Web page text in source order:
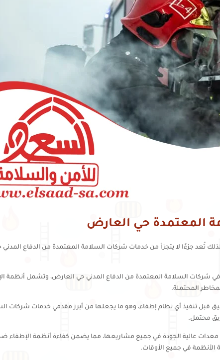
المعتمدة حي العارض
تُعد جزءًا لا يتجزأ من خدمات شركات السلامة المعتمدة من الدفاع
شركات السلامة المعتمدة من الدفاع المدني حي العارض، وتشمل أنظمة
المحتملة.
تنفيذ أي نظام إطفاء، وهو ما يجعلها من أبرز مقدمي خدمات شركات
محتمل.
عالية الجودة في جميع مشاريعها، مما يضمن كفاءة أنظمة الإطفاء
الأنظمة في جميع الأوقات.